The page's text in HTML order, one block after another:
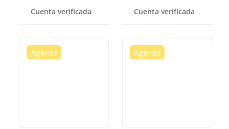
Churchill
Cuenta verificada Cuenta verificada